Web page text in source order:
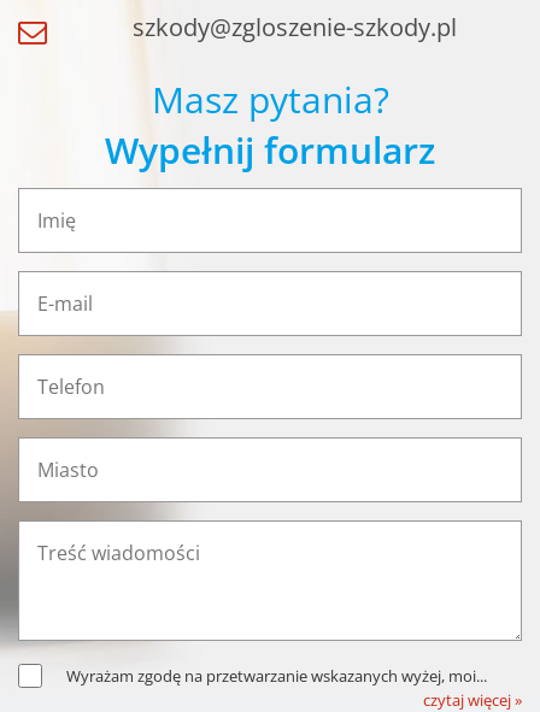
szkody@zgloszenie-szkody.pl
Masz pytania?
Wypełnij formularz
Wyrażam zgodę na przetwarzanie wskazanych wyżej, moi...
czytaj więcej »